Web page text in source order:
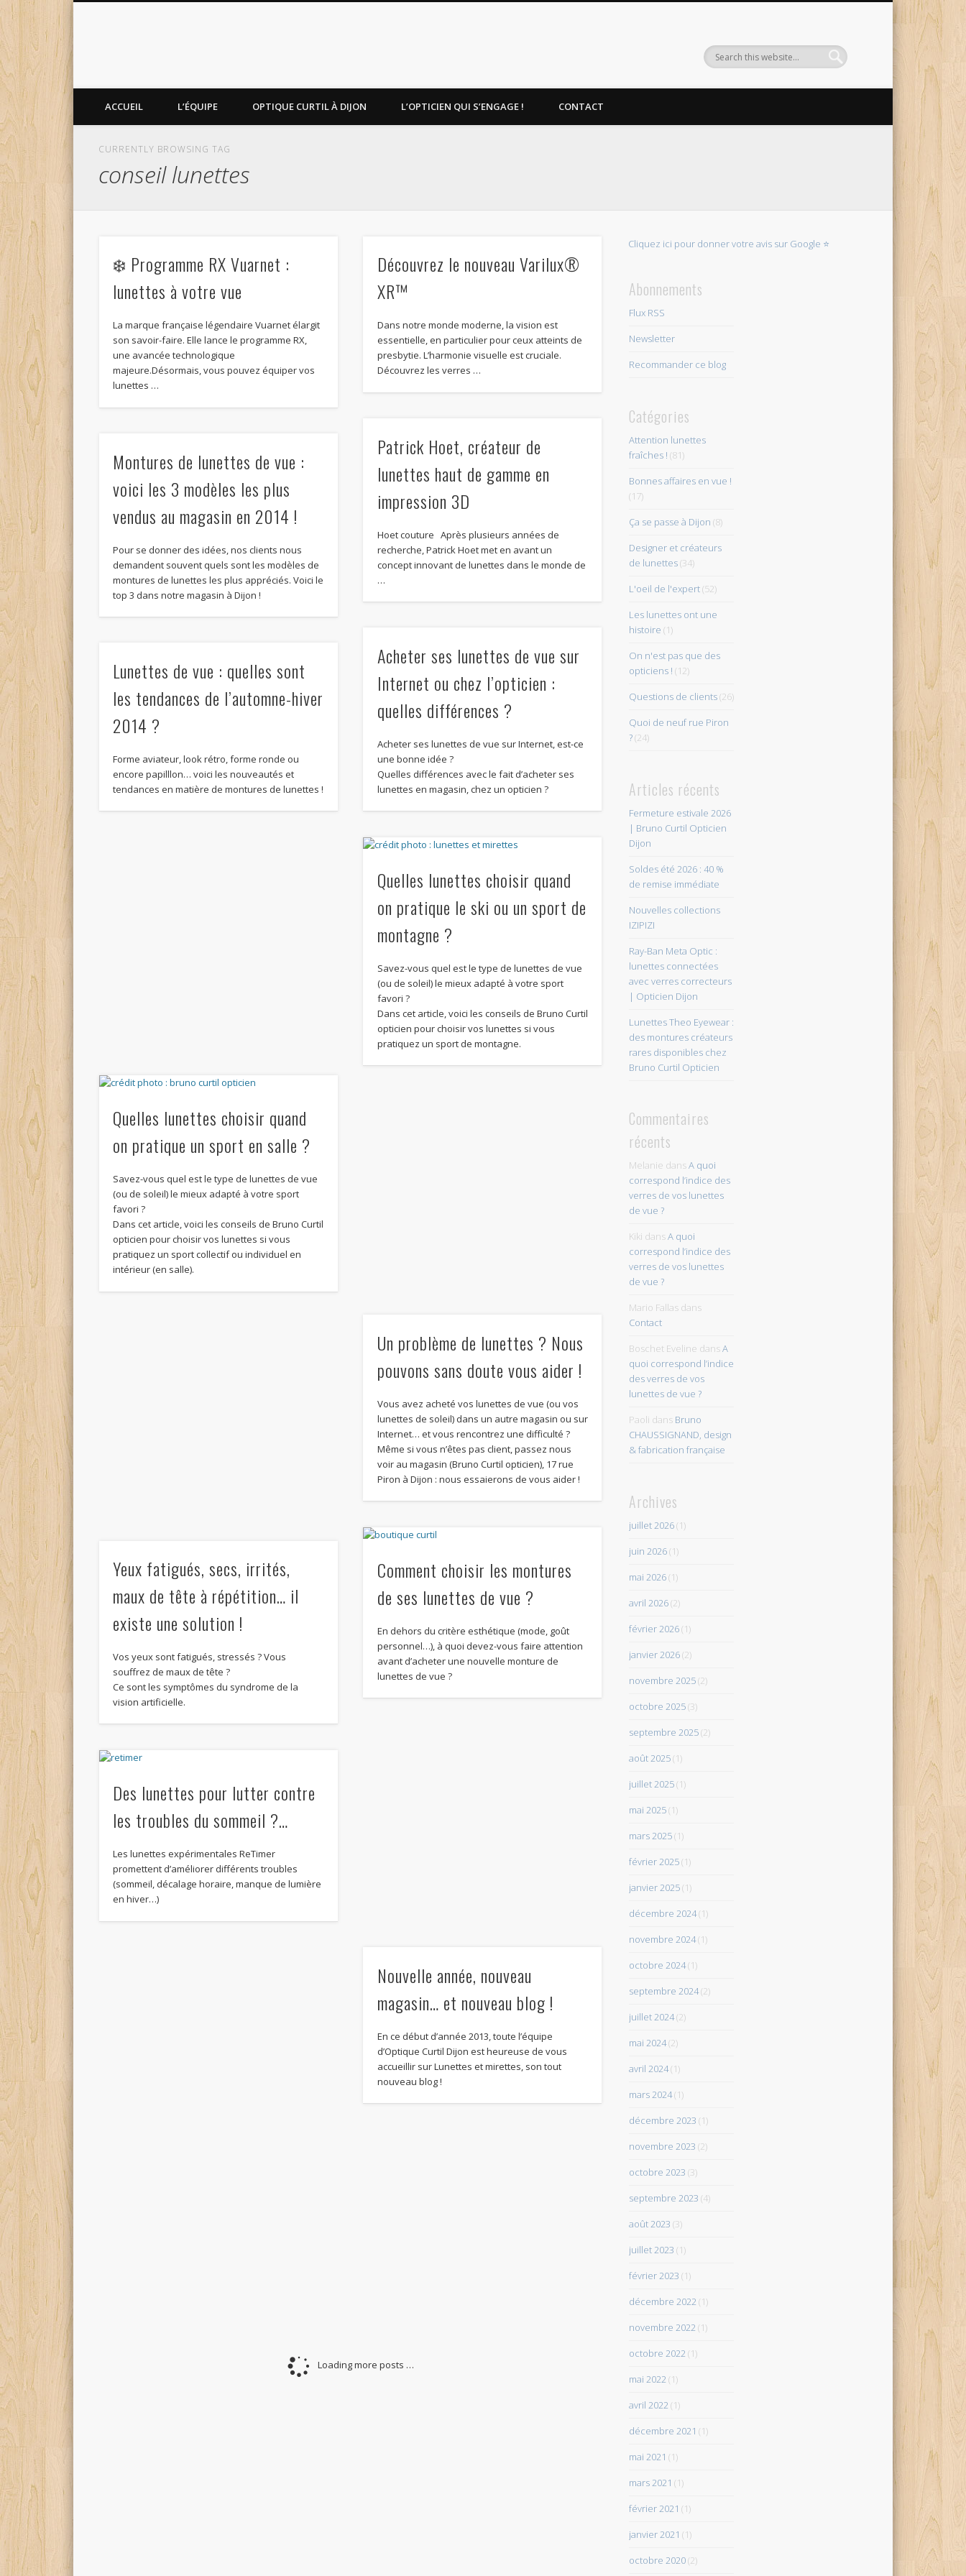
ACCUEIL L’ÉQUIPE OPTIQUE CURTIL À DIJON L’OPTICIEN QUI S’ENGAGE ! CONTACT
CURRENTLY BROWSING TAG
conseil lunettes
❄️ Programme RX Vuarnet :
lunettes à votre vue
La marque française légendaire Vuarnet élargit
son savoir-faire. Elle lance le programme RX,
une avancée technologique
majeure.Désormais, vous pouvez équiper vos
lunettes …
Découvrez le nouveau Varilux®
XR™
Dans notre monde moderne, la vision est
essentielle, en particulier pour ceux atteints de
presbytie. L’harmonie visuelle est cruciale.
Découvrez les verres …
Patrick Hoet, créateur de
lunettes haut de gamme en
impression 3D
Hoet couture Après plusieurs années de
recherche, Patrick Hoet met en avant un
concept innovant de lunettes dans le monde de
…
Montures de lunettes de vue :
voici les 3 modèles les plus
vendus au magasin en 2014 !
Pour se donner des idées, nos clients nous
demandent souvent quels sont les modèles de
montures de lunettes les plus appréciés. Voici le
top 3 dans notre magasin à Dijon !
Acheter ses lunettes de vue sur
Internet ou chez l’opticien :
quelles différences ?
Acheter ses lunettes de vue sur Internet, est-ce
une bonne idée ?
Quelles différences avec le fait d’acheter ses
lunettes en magasin, chez un opticien ?
Lunettes de vue : quelles sont
les tendances de l’automne-hiver
2014 ?
Forme aviateur, look rétro, forme ronde ou
encore papilllon… voici les nouveautés et
tendances en matière de montures de lunettes !
Quelles lunettes choisir quand
on pratique le ski ou un sport de
montagne ?
Savez-vous quel est le type de lunettes de vue
(ou de soleil) le mieux adapté à votre sport
favori ?
Dans cet article, voici les conseils de Bruno Curtil
opticien pour choisir vos lunettes si vous
pratiquez un sport de montagne.
Quelles lunettes choisir quand
on pratique un sport en salle ?
Savez-vous quel est le type de lunettes de vue
(ou de soleil) le mieux adapté à votre sport
favori ?
Dans cet article, voici les conseils de Bruno Curtil
opticien pour choisir vos lunettes si vous
pratiquez un sport collectif ou individuel en
intérieur (en salle).
Un problème de lunettes ? Nous
pouvons sans doute vous aider !
Vous avez acheté vos lunettes de vue (ou vos
lunettes de soleil) dans un autre magasin ou sur
Internet… et vous rencontrez une difficulté ?
Même si vous n’êtes pas client, passez nous
voir au magasin (Bruno Curtil opticien), 17 rue
Piron à Dijon : nous essaierons de vous aider !
Comment choisir les montures
de ses lunettes de vue ?
En dehors du critère esthétique (mode, goût
personnel…), à quoi devez-vous faire attention
avant d’acheter une nouvelle monture de
lunettes de vue ?
Yeux fatigués, secs, irrités,
maux de tête à répétition… il
existe une solution !
Vos yeux sont fatigués, stressés ? Vous
souffrez de maux de tête ?
Ce sont les symptômes du syndrome de la
vision artificielle.
Des lunettes pour lutter contre
les troubles du sommeil ?…
Les lunettes expérimentales ReTimer
promettent d’améliorer différents troubles
(sommeil, décalage horaire, manque de lumière
en hiver…)
Nouvelle année, nouveau
magasin… et nouveau blog !
En ce début d’année 2013, toute l’équipe
d’Optique Curtil Dijon est heureuse de vous
accueillir sur Lunettes et mirettes, son tout
nouveau blog !
There are no more posts to display.
Cliquez ici pour donner votre avis sur Google ⭐
Abonnements
Flux RSS
Newsletter
Recommander ce blog
Catégories
Attention lunettes
fraîches ! (81)
Bonnes affaires en vue !
(17)
Ça se passe à Dijon (8)
Designer et créateurs
de lunettes(34)
L'oeil de l'expert(52)
Les lunettes ont une
histoire (1)
On n'est pas que des
opticiens ! (12)
Questions de clients(26)
Quoi de neuf rue Piron
?(24)
Articles récents
Fermeture estivale 2026
| Bruno Curtil Opticien
Dijon
Soldes été 2026 : 40 %
de remise immédiate
Nouvelles collections
IZIPIZI
Ray-Ban Meta Optic :
lunettes connectées
avec verres correcteurs
| Opticien Dijon
Lunettes Theo Eyewear :
des montures créateurs
rares disponibles chez
Bruno Curtil Opticien
Commentaires
récents
Melanie dansA quoi
correspond l’indice des
verres de vos lunettes
de vue ?
Kiki dansA quoi
correspond l’indice des
verres de vos lunettes
de vue ?
Mario Fallasdans
Contact
Boschet Eveline dansA
quoi correspond l’indice
des verres de vos
lunettes de vue ?
Paoli dans Bruno
CHAUSSIGNAND, design
& fabrication française
Archives
juillet 2026(1)
juin 2026(1)
mai 2026(1)
avril 2026(2)
février 2026(1)
janvier 2026(2)
novembre 2025(2)
octobre 2025(3)
septembre 2025(2)
août 2025(1)
juillet 2025(1)
mai 2025(1)
mars 2025(1)
février 2025(1)
janvier 2025(1)
décembre 2024(1)
novembre 2024(1)
octobre 2024(1)
septembre 2024(2)
juillet 2024(2)
mai 2024(2)
avril 2024(1)
mars 2024(1)
décembre 2023 (1)
novembre 2023 (2)
octobre 2023 (3)
septembre 2023 (4)
août 2023 (3)
juillet 2023 (1)
février 2023 (1)
décembre 2022 (1)
novembre 2022 (1)
octobre 2022 (1)
mai 2022 (1)
avril 2022 (1)
décembre 2021 (1)
mai 2021 (1)
mars 2021 (1)
février 2021 (1)
janvier 2021 (1)
octobre 2020(2)